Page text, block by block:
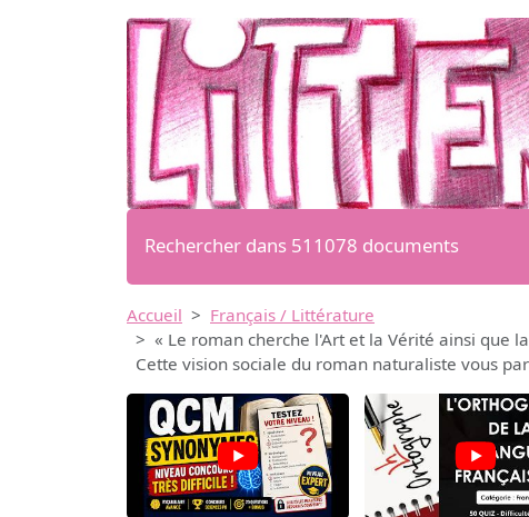
Rechercher dans 511078 documents
Accueil
Français / Littérature
« Le roman cherche l'Art et la Vérité ainsi que
Cette vision sociale du roman naturaliste vous